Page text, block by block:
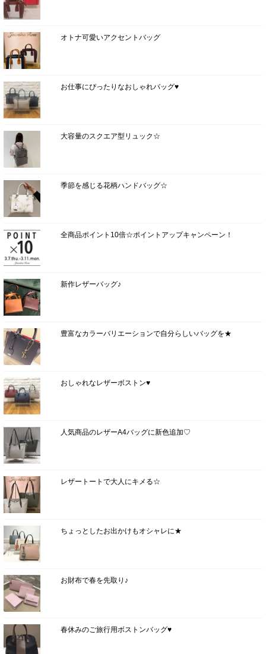
オトナ可愛いアクセントバッグ
お仕事にぴったりなおしゃれバッグ♥
大容量のスクエア型リュック☆
季節を感じる花柄ハンドバッグ☆
全商品ポイント10倍☆ポイントアップキャンペーン！
新作レザーバッグ♪
豊富なカラーバリエーションで自分らしいバッグを★
おしゃれなレザーボストン♥
人気商品のレザーA4バッグに新色追加♡
レザートートで大人にキメる☆
ちょっとしたお出かけもオシャレに★
お財布で春を先取り♪
春休みのご旅行用ボストンバッグ♥